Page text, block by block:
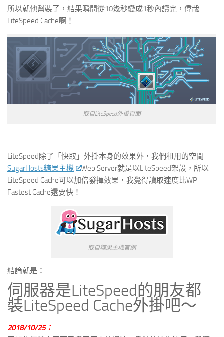
所以就他幫裝了，結果瞬間從10幾秒變成1秒內讀完，偉哉
LiteSpeed Cache啊！
取自LiteSpeed外掛頁面
LiteSpeed除了「快取」外掛本身的效果外，我們租用的空間
SugarHosts糖果主機
Web Server就是以LiteSpeed架設，所以
LiteSpeed Cache可以加倍發揮效果，我覺得讀取速度比WP
Fastest Cache還要快！
取自糖果主機官網
結論就是：
伺服器是LiteSpeed的朋友都
裝LiteSpeed Cache外掛吧～
2018/10/25：